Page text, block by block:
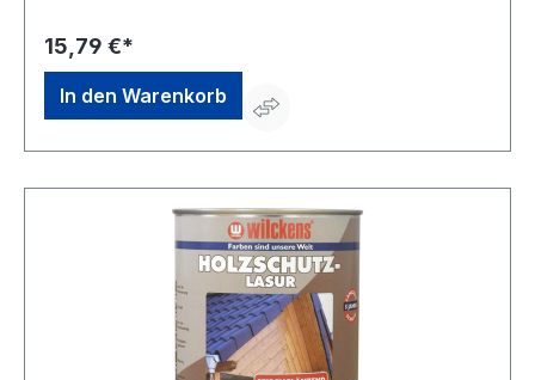
ca. 10 m²/l Hinweis: Ergiebigkeit ca. 10 m²/l, je nach
Saugfähigkeit des Untergrundes. EU-Grenzwert für B.-
Carbolin (Typ Wb) 130g/l. B.-Carbolin enthält max.
2g/lGefahrenhinweise:EUH208: Enthält 1,2
Benzisothiazol-3-(2H)-on. Kann allergische Reaktionen
hervorrufen.;EUH210: Sicherheitsdatenblatt auf Anfrage
15,79 €*
In den Warenkorb